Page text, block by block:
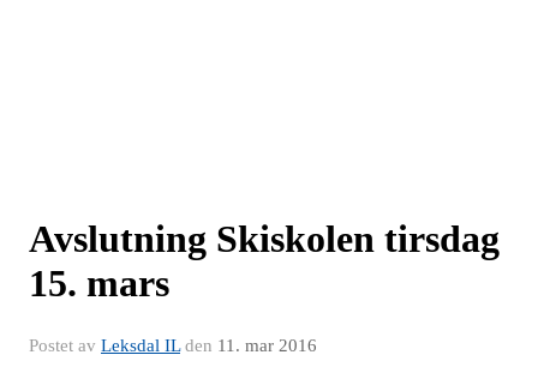
Avslutning Skiskolen tirsdag
15. mars
Postet av Leksdal ILden 11. mar 2016